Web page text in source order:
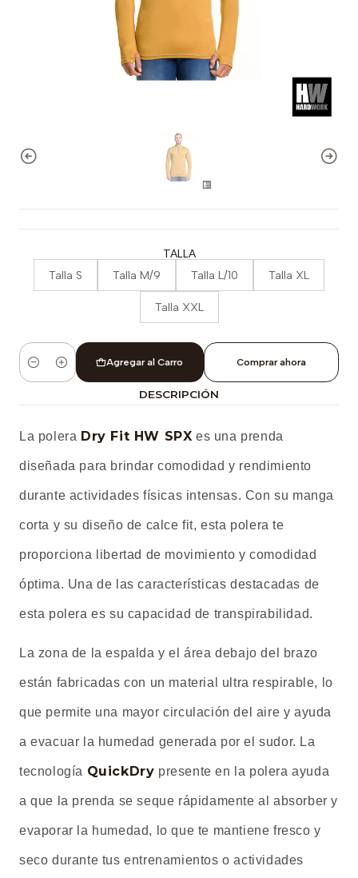
TALLA
Talla S Talla M/9 Talla L/10 Talla XL
Talla XXL
Cantidad
Agregar al Carro Comprar ahora
DESCRIPCIÓN
La polera Dry Fit HW SPX es una prenda
diseñada para brindar comodidad y rendimiento
durante actividades físicas intensas. Con su manga
corta y su diseño de calce fit, esta polera te
proporciona libertad de movimiento y comodidad
óptima. Una de las características destacadas de
esta polera es su capacidad de transpirabilidad.
La zona de la espalda y el área debajo del brazo
están fabricadas con un material ultra respirable, lo
que permite una mayor circulación del aire y ayuda
a evacuar la humedad generada por el sudor. La
tecnología QuickDry presente en la polera ayuda
a que la prenda se seque rápidamente al absorber y
evaporar la humedad, lo que te mantiene fresco y
seco durante tus entrenamientos o actividades